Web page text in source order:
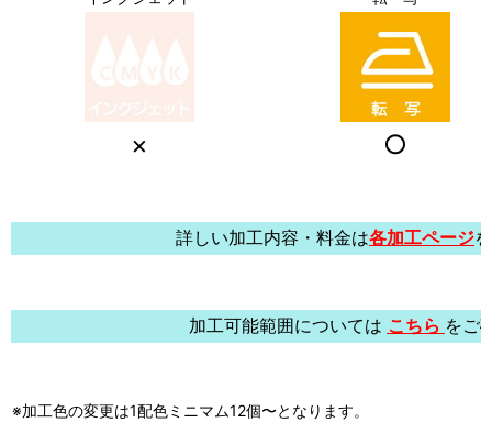
× ○
詳しい加工内容・料金は各加工ページ
加工可能範囲については こちら をご
※加工色の変更は1配色ミニマム12個〜となります。